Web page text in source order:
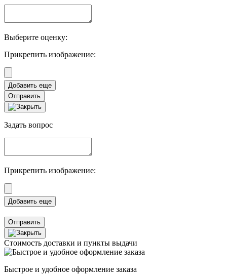
Выберите оценку:
Прикрепить изображение:
Отправить
Задать вопрос
Прикрепить изображение:
Отправить
Стоимость доставки и пункты выдачи
Быстрое и удобное оформление заказа